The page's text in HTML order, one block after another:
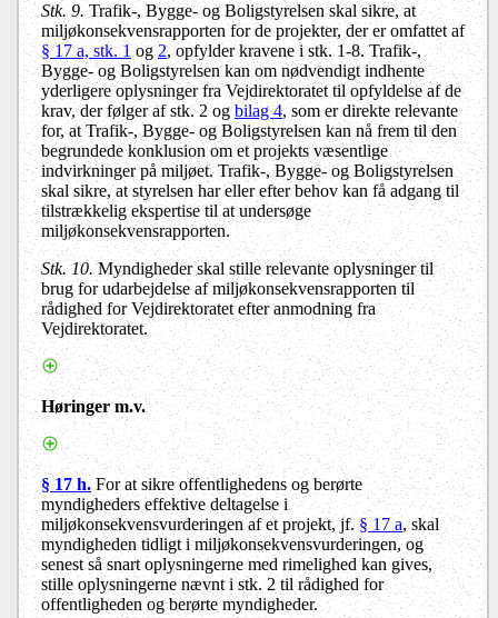
Stk. 9. Trafik-, Bygge- og Boligstyrelsen skal sikre, at
miljøkonsekvensrapporten for de projekter, der er omfattet af
§ 17 a, stk. 1og2, opfylder kravene i stk. 1-8. Trafik-,
Bygge- og Boligstyrelsen kan om nødvendigt indhente
yderligere oplysninger fra Vejdirektoratet til opfyldelse af de
krav, der følger af stk. 2 ogbilag 4, som er direkte relevante
for, at Trafik-, Bygge- og Boligstyrelsen kan nå frem til den
begrundede konklusion om et projekts væsentlige
indvirkninger på miljøet. Trafik-, Bygge- og Boligstyrelsen
skal sikre, at styrelsen har eller efter behov kan få adgang til
tilstrækkelig ekspertise til at undersøge
miljøkonsekvensrapporten.
Stk. 10.Myndigheder skal stille relevante oplysninger til
brug for udarbejdelse af miljøkonsekvensrapporten til
rådighed for Vejdirektoratet efter anmodning fra
Vejdirektoratet.
Høringer m.v.
§ 17 h. For at sikre offentlighedens og berørte
myndigheders effektive deltagelse i
miljøkonsekvensvurderingen af et projekt, jf. § 17 a, skal
myndigheden tidligt i miljøkonsekvensvurderingen, og
senest så snart oplysningerne med rimelighed kan gives,
stille oplysningerne nævnt i stk. 2 til rådighed for
offentligheden og berørte myndigheder.